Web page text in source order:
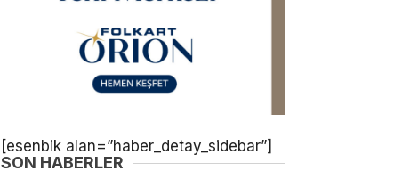
[esenbik alan=”haber_detay_sidebar”]
SON HABERLER